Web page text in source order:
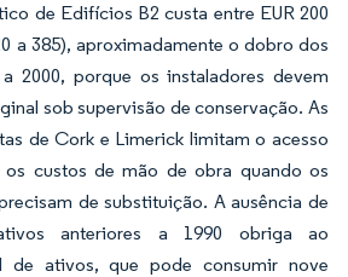
de Edifícios B2 custa entre EUR 200
a 385), aproximadamente o dobro dos
2000, porque os instaladores devem
sob supervisão de conservação. As
de Cork e Limerick limitam o acesso
custos de mão de obra quando os
de substituição. A ausência de
anteriores a 1990 obriga ao
de ativos, que pode consumir nove